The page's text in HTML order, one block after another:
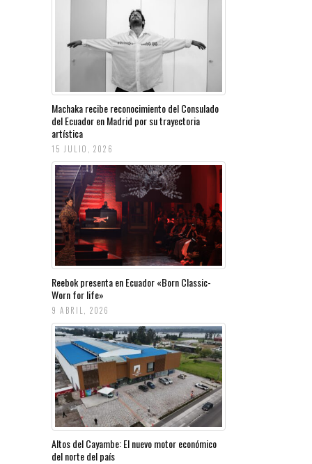
Machaka recibe reconocimiento del Consulado
del Ecuador en Madrid por su trayectoria
artística
15 JULIO, 2026
Reebok presenta en Ecuador «Born Classic-
Worn for life»
9 ABRIL, 2026
Altos del Cayambe: El nuevo motor económico
del norte del país